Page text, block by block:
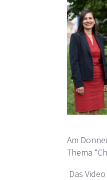
Am
Thema
Das